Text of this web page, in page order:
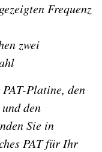
Frequenz
zwei
Platine, den
den
Sie in
PAT für Ihr